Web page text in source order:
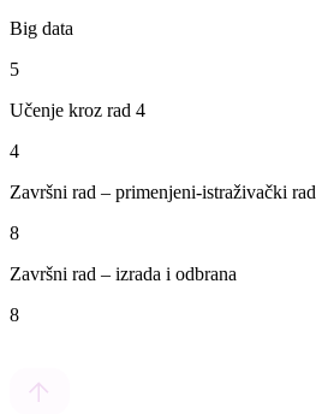
Big data
5
Učenje kroz rad 4
4
Završni rad – primenjeni-istraživački rad
8
Završni rad – izrada i odbrana
8